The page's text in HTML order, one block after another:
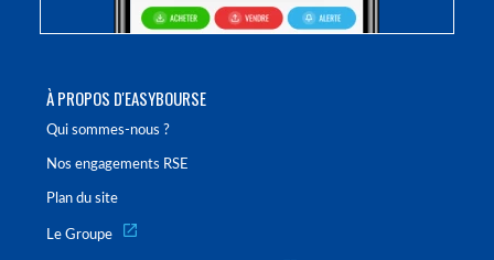
À PROPOS D'EASYBOURSE
Qui sommes-nous ?
Nos engagements RSE
Plan du site
Le Groupe